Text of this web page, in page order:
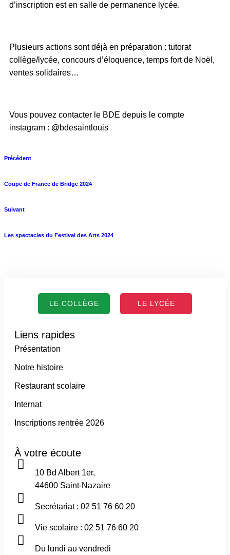
d’inscription est en salle de permanence lycée.
Plusieurs actions sont déjà en préparation : tutorat
collège/lycée, concours d’éloquence, temps fort de Noël,
ventes solidaires…
Vous pouvez contacter le BDE depuis le compte
instagram : @bdesaintlouis
Précédent
Coupe de France de Bridge 2024
Suivant
Les spectacles du Festival des Arts 2024
LE COLLÈGE LE LYCÉE
Liens rapides
Présentation
Notre histoire
Restaurant scolaire
Internat
Inscriptions rentrée 2026
À votre écoute
10 Bd Albert 1er,
44600 Saint-Nazaire
Secrétariat : 02 51 76 60 20
Vie scolaire : 02 51 76 60 20
Du lundi au vendredi